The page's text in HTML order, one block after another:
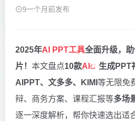
9一个月前发布
2025年AI PPT工具全面升级，
片！ 本文盘点10款AI 生成PPT
AIPPT、文多多、KIMI 等无限免
辩、商务方案、课程汇报等多场
逐一深度解析，帮你快速选出适